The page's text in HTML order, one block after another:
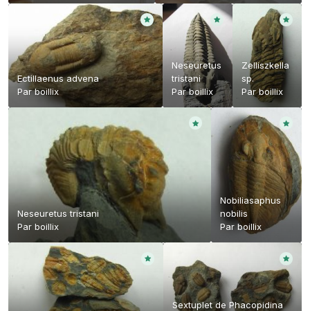
Ectillaenus advena
Parboillix
Neseuretus
tristani
Parboillix
Zelliszkella
sp.
Parboillix
Neseuretus tristani
Par boillix
Nobiliasaphus
nobilis
Parboillix
Sextuplet de Phacopidina